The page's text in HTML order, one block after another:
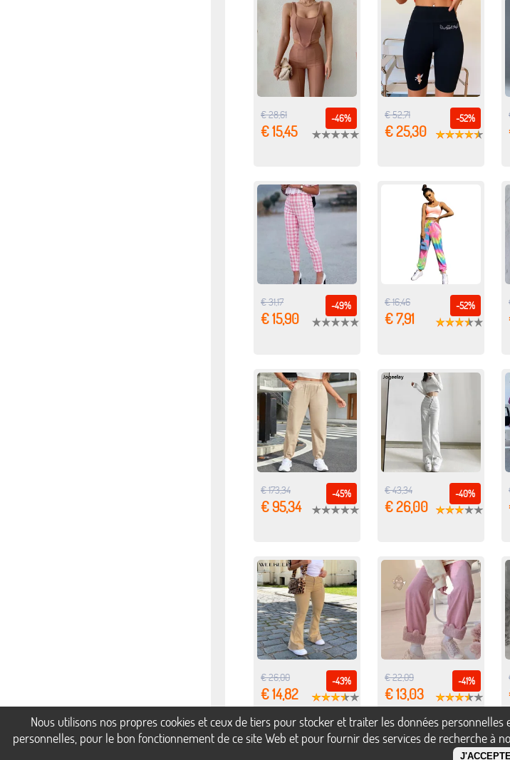
-46%
€ 28,61
€ 15,45
-52%
€ 52,71
€ 25,30
-49%
€ 31,17
€ 15,90
-52%
€ 16,46
€ 7,91
-45%
€ 173,34
€ 95,34
-40%
€ 43,34
€ 26,00
-43%
€ 26,00
€ 14,82
-41%
€ 22,09
€ 13,03
Nous utilisons nos propres cookies et ceux de tiers pour stocker et traiter les données
personnelles, pour le bon fonctionnement de ce site Web et pour fournir des services de recherche à